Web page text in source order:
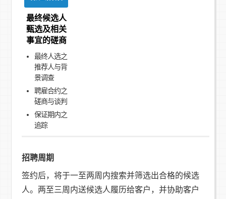
最终候选人
甄选及相关
事宜的磋商
最终人选之
推荐人与背
景调查
聘雇合约之
磋商与谈判
保证期内之
追踪
招聘周期
签约后，将于一至两周内搜索并筛选出合格的候选
人。两至三周内送候选人履历给客户，并协助客户